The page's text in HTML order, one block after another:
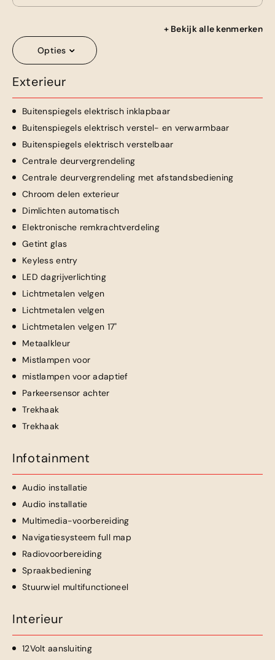
+ Bekijk alle kenmerken
Opties
Exterieur
Buitenspiegels elektrisch inklapbaar
Buitenspiegels elektrisch verstel- en verwarmbaar
Buitenspiegels elektrisch verstelbaar
Centrale deurvergrendeling
Centrale deurvergrendeling met afstandsbediening
Chroom delen exterieur
Dimlichten automatisch
Elektronische remkrachtverdeling
Getint glas
Keyless entry
LED dagrijverlichting
Lichtmetalen velgen
Lichtmetalen velgen
Lichtmetalen velgen 17"
Metaalkleur
Mistlampen voor
mistlampen voor adaptief
Parkeersensor achter
Trekhaak
Trekhaak
Infotainment
Audio installatie
Audio installatie
Multimedia-voorbereiding
Navigatiesysteem full map
Radiovoorbereiding
Spraakbediening
Stuurwiel multifunctioneel
Interieur
12Volt aansluiting